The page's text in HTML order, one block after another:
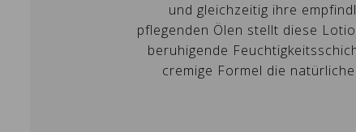
und gleichzeitig ihre
pflegenden Ölen stellt diese
beruhigende
cremige Formel die